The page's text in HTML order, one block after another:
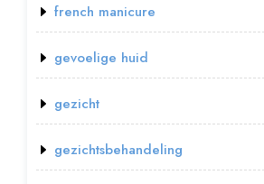
french manicure
gevoelige huid
gezicht
gezichtsbehandeling